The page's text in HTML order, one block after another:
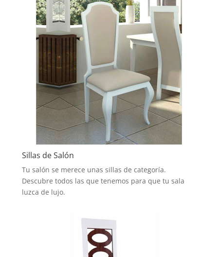
Sillas de Salón
Tu salón se merece unas sillas de categoría.
Descubre todos las que tenemos para que tu sala
luzca de lujo.